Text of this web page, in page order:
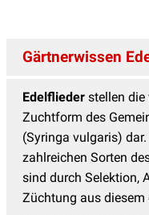
Gärtnerwissen
Edelflieder stellen
Zuchtform des
(Syringa vulgaris) dar.
zahlreichen Sorten
sind durch Selektion,
Züchtung aus diesem